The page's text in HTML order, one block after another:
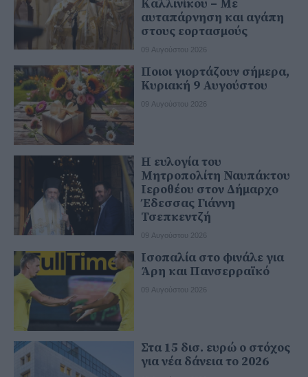
Καλλινίκου – Με
αυταπάρνηση και αγάπη
στους εορτασμούς
09 Αυγούστου 2026
Ποιοι γιορτάζουν σήμερα,
Κυριακή 9 Αυγούστου
09 Αυγούστου 2026
Η ευλογία του
Μητροπολίτη Ναυπάκτου
Ιεροθέου στον Δήμαρχο
Έδεσσας Γιάννη
Τσεπκεντζή
09 Αυγούστου 2026
Ισοπαλία στο φινάλε για
Άρη και Πανσερραϊκό
09 Αυγούστου 2026
Στα 15 δισ. ευρώ ο στόχος
για νέα δάνεια το 2026